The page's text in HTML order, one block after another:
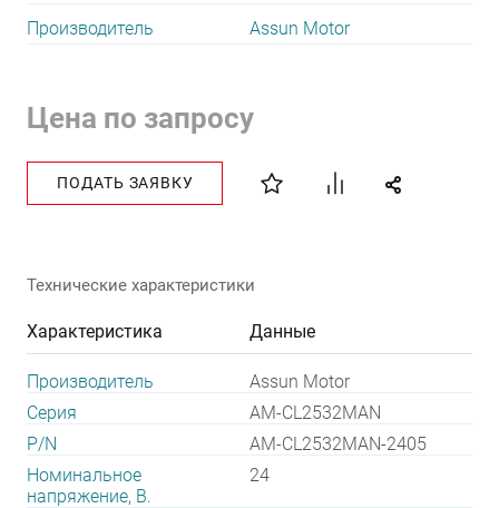
Производитель Assun Motor
Цена по запросу
ПОДАТЬ ЗАЯВКУ
Технические характеристики
Характеристика Данные
Производитель
Assun Motor
Серия
AM-CL2532MAN
P/N
AM-CL2532MAN-2405
Номинальное
напряжение, В.
24